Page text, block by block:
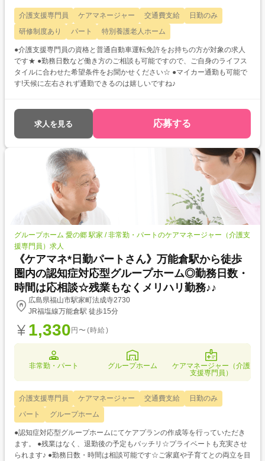
介護支援専門員 ケアマネージャー 交通費支給
日勤のみ
研修制度あり
パート 特別養護老人ホーム
●介護支援専門員の資格と普通自動車運転免許をお持ちの方が対象の求人
です★ ●勤務日数など働き方のご相談も可能ですので、ご自身のライフス
タイルに合わせた希望条件をお聞かせください☆ ●マイカー通勤も可能で
す!天候に左右されず通勤できるのは嬉しいですね♪
求人を見る 応募する
グループホーム 愛の郷 駅家 / 非常勤・パートのケアマネージャー（介護支
援専門員）求人
《ケアマネ*日勤パートさん》万能倉駅から徒歩
圏内の認知症対応型グループホーム◎勤務日数・
時間は応相談☆残業もなくメリハリ勤務♪♪
広島県福山市駅家町法成寺2730
JR福塩線万能倉駅 徒歩15分
1,330 円〜(時給)
非常勤・パート グループホーム
ケアマネージャー（介護
支援専門員）
介護支援専門員 ケアマネージャー 交通費支給
日勤のみ
パート
グループホーム
●認知症対応型グループホームにてケアプランの作成等を行っていただき
ます。 ●残業はなく、退勤後の予定もバッチリ☆プライベートも充実させ
られます♪ ●勤務日数・時間は相談可能です☆ご家庭や子育てとの両立を目